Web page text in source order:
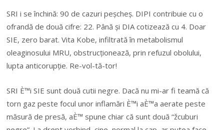
SRI i se închină: 90 de cazuri peșcheș. DIPI contribuie cu o
ofrandă de două cifre: 22. Până și DIA cotizează cu 4. Doar
SIE, zero barat. Vita Kobe, infiltrată în metabolismul
oleaginosului MRU, obstrucționează, prin refuzul obolului,
lupta anticorupție. Re-vol-tă-tor!
SRI È™i SIE sunt două cutii negre. Dacă nu mi-ar fi teamă că
torn gaz peste focul unor inflamări È™i aÈ™a aerate peste
măsură de presă, aÈ™ spune chiar că sunt două “žcuburi